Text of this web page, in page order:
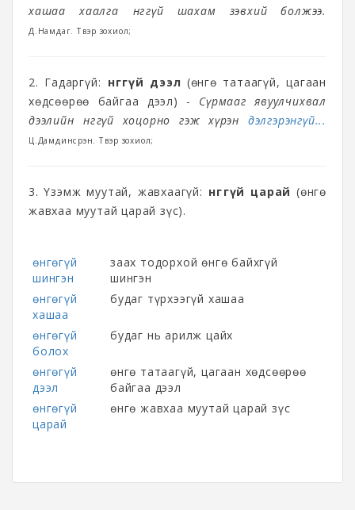
хашаа хаалга өнгөгүй шахам зэвхий болжээ.
Д.Намдаг. Түүвэр зохиол;
2. Гадаргүй: өнгөгүй дээл (өнгө татаагүй, цагаан
хөдсөөрөө байгаа дээл) - Сүрмааг явуулчихвал
дээлийн өнгөгүй хоцорно гэж хүрэн дэлгэрэнгүй...
Ц.Дамдинсүрэн. Түүвэр зохиол;
3. Үзэмж муутай, жавхаагүй: өнгөгүй царай (өнгө
жавхаа муутай царай зүс).
өнгөгүй
шингэн
заах тодорхой өнгө байхгүй
шингэн
өнгөгүй
хашаа
будаг түрхээгүй хашаа
өнгөгүй
болох
будаг нь арилж цайх
өнгөгүй
дээл
өнгө татаагүй, цагаан хөдсөөрөө
байгаа дээл
өнгөгүй
царай
өнгө жавхаа муутай царай зүс